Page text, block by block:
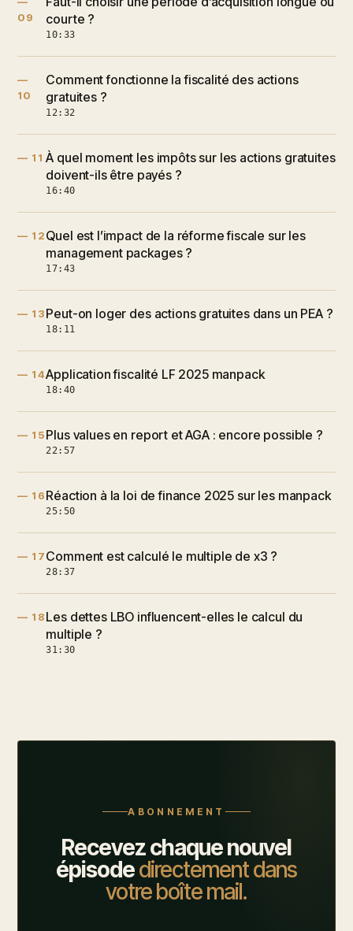
09
courte ?
10:33
—
10
Comment fonctionne la fiscalité des actions
gratuites ?
12:32
— 11 À quel moment les impôts sur les actions gratuites
doivent-ils être payés ?
16:40
— 12Quel est l’impact de la réforme fiscale sur les
management packages ?
17:43
— 13Peut-on loger des actions gratuites dans un PEA ?
18:11
— 14Application fiscalité LF 2025 manpack
18:40
— 15Plus values en report et AGA : encore possible ?
22:57
— 16Réaction à la loi de finance 2025 sur les manpack
25:50
— 17Comment est calculé le multiple de x3 ?
28:37
— 18Les dettes LBO influencent-elles le calcul du
multiple ?
31:30
ABONNEMENT
Recevez chaque nouvel
épisodedirectement dans
votre boîte mail.